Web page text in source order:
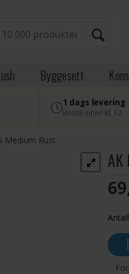
Byggesett
1 dags levering
Bestill innen kl. 12
Medium Rust